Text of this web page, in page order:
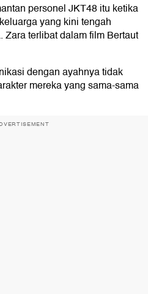
personel JKT48 itu ketika
yang kini tengah
Zara terlibat dalam film Bertaut
dengan ayahnya tidak
mereka yang sama-sama